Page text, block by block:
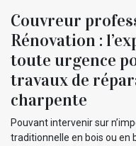
Couvreur
Rénovation :
toute urgence
travaux de
charpente
Pouvant intervenir sur
traditionnelle en bois ou en